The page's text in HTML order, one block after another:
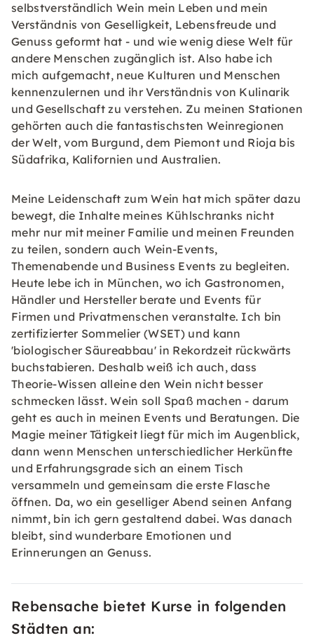
selbstverständlich Wein mein Leben und mein
Verständnis von Geselligkeit, Lebensfreude und
Genuss geformt hat - und wie wenig diese Welt für
andere Menschen zugänglich ist. Also habe ich
mich aufgemacht, neue Kulturen und Menschen
kennenzulernen und ihr Verständnis von Kulinarik
und Gesellschaft zu verstehen. Zu meinen Stationen
gehörten auch die fantastischsten Weinregionen
der Welt, vom Burgund, dem Piemont und Rioja bis
Südafrika, Kalifornien und Australien.
​Meine Leidenschaft zum Wein hat mich später dazu
bewegt, die Inhalte meines Kühlschranks nicht
mehr nur mit meiner Familie und meinen Freunden
zu teilen, sondern auch Wein-Events,
Themenabende und Business Events zu begleiten.
Heute lebe ich in München, wo ich Gastronomen,
Händler und Hersteller berate und Events für
Firmen und Privatmenschen veranstalte. Ich bin
zertifizierter Sommelier (WSET) und kann
'biologischer Säureabbau' in Rekordzeit rückwärts
buchstabieren. Deshalb weiß ich auch, dass
Theorie-Wissen alleine den Wein nicht besser
schmecken lässt. Wein soll Spaß machen - darum
geht es auch in meinen Events und Beratungen. Die
Magie meiner Tätigkeit liegt für mich im Augenblick,
dann wenn Menschen unterschiedlicher Herkünfte
und Erfahrungsgrade sich an einem Tisch
versammeln und gemeinsam die erste Flasche
öffnen. Da, wo ein geselliger Abend seinen Anfang
nimmt, bin ich gern gestaltend dabei. Was danach
bleibt, sind wunderbare Emotionen und
Erinnerungen an Genuss.
Rebensache bietet Kurse in folgenden
Städten an: